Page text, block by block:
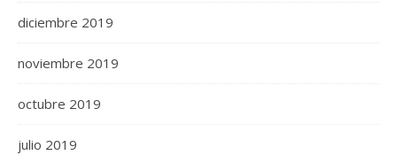
diciembre 2019
noviembre 2019
octubre 2019
julio 2019